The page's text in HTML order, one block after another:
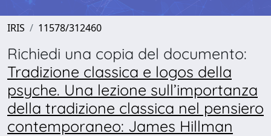
IRIS 11578/312460
Richiedi una copia del documento:
Tradizione classica e logos della
psyche. Una lezione sull’importanza
della tradizione classica nel pensiero
contemporaneo: James Hillman